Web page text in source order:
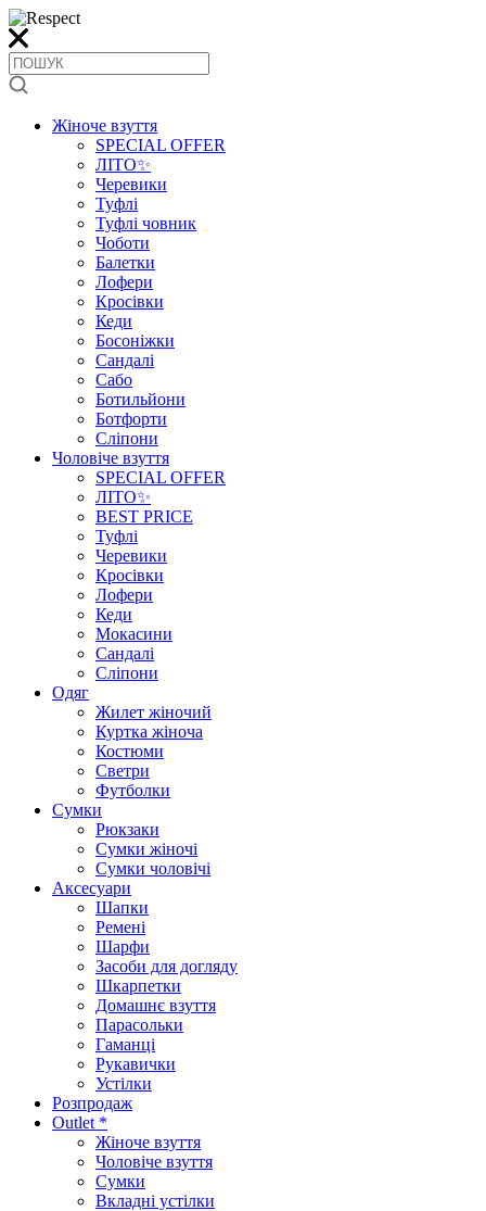
Жіноче взуття
SPECIAL OFFER
ЛІТО✨
Черевики
Туфлі
Туфлі човник
Чоботи
Балетки
Лофери
Кросівки
Кеди
Босоніжки
Сандалі
Сабо
Ботильйони
Ботфорти
Сліпони
Чоловіче взуття
SPECIAL OFFER
ЛІТО✨
BEST PRICE
Туфлі
Черевики
Кросівки
Лофери
Кеди
Мокасини
Сандалі
Сліпони
Одяг
Жилет жіночий
Куртка жіноча
Костюми
Светри
Футболки
Сумки
Рюкзаки
Сумки жіночі
Сумки чоловічі
Аксеcуари
Шапки
Ремені
Шарфи
Засоби для догляду
Шкарпетки
Домашнє взуття
Парасольки
Гаманці
Рукавички
Устілки
Розпродаж
Outlet *
Жіноче взуття
Чоловіче взуття
Сумки
Вкладні устілки